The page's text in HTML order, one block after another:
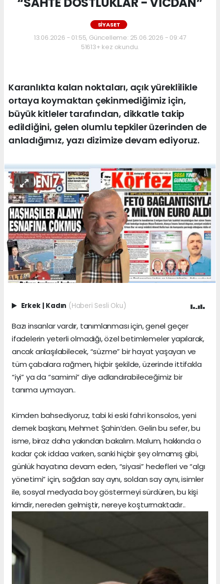
SİYASET
13.06.2026 - 01:55, Güncelleme: 25.06.2026 - 09:47
51613+ kez okundu.
Karanlıkta kalan noktaları, açık yüreklilikle
ortaya koymaktan çekinmediğimiz için,
büyük kitleler tarafından, dikkatle takip
edildiğini, gelen olumlu tepkiler üzerinden de
anladığımız, yazı dizimize devam ediyoruz.
Erkek Kadın (Haberi Sesli Oku)
Bazı insanlar vardır, tanımlanması için, genel geçer
ifadelerin yeterli olmadığı, özel betimlemeler yapılarak,
ancak anlaşılabilecek, “süzme” bir hayat yaşayan ve
tüm çabalara rağmen, hiçbir şekilde, üzerinde ittifakla
“iyi” ya da “samimi” diye adlandırabileceğimiz bir
tanıma uymayan..
Kimden bahsediyoruz, tabi ki eski fahri konsolos, yeni
dernek başkanı, Mehmet Şahin’den. Gelin bu sefer, bu
isme, biraz daha yakından bakalım. Malum, hakkında o
kadar çok iddaa varken, sanki hiçbir şey olmamış gibi,
günlük hayatına devam eden, “siyasi” hedefleri ve “algı
yönetimi” için, sağdan say aynı, soldan say aynı, isimler
ile, sosyal medyada boy göstermeyi sürdüren, bu kişi
kimdir, nereden gelmiştir, nereye koşturmaktadır..